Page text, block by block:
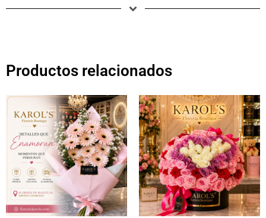
Productos relacionados